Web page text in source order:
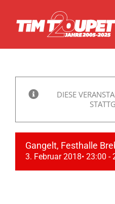
springen
DIESE
Gangelt, Festhalle
3. Februar 2018• 23:00 -